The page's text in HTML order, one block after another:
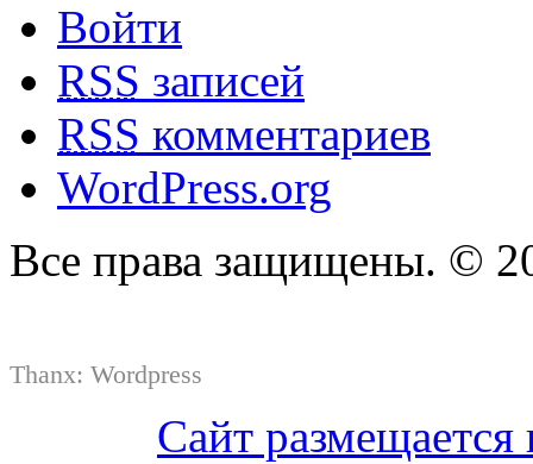
Войти
RSS записей
RSS комментариев
WordPress.org
Все права защищены. ©
Thanx: Wordpress
Сайт размещается